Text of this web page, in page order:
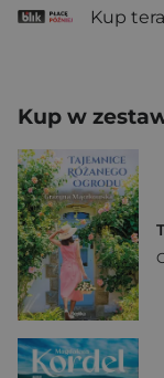
Kup
Kup w